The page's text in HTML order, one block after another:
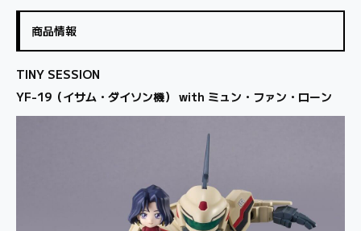
商品情報
TINY SESSION
YF-19（イサム・ダイソン機） with ミュン・ファン・ローン